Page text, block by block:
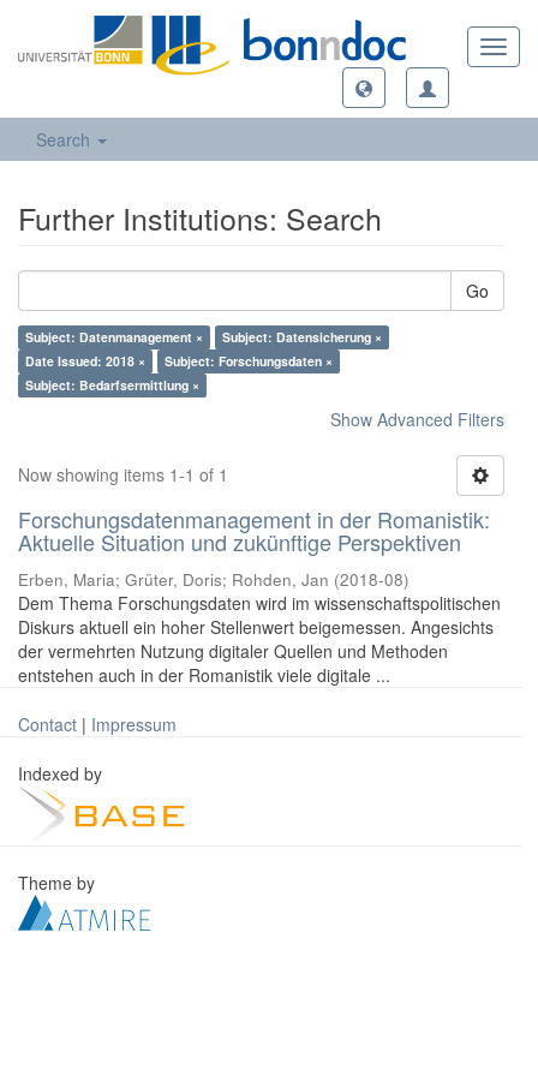
Search
Further Institutions: Search
Go
Subject: Datenmanagement ×
Subject: Datensicherung ×
Date Issued: 2018 ×
Subject: Forschungsdaten ×
Subject: Bedarfsermittlung ×
Show Advanced Filters
Now showing items 1-1 of 1
Forschungsdatenmanagement in der Romanistik:
Aktuelle Situation und zukünftige Perspektiven
Erben, Maria; Grüter, Doris; Rohden, Jan (2018-08)
Dem Thema Forschungsdaten wird im wissenschaftspolitischen
Diskurs aktuell ein hoher Stellenwert beigemessen. Angesichts
der vermehrten Nutzung digitaler Quellen und Methoden
entstehen auch in der Romanistik viele digitale ...
Contact | Impressum
Indexed by
Theme by